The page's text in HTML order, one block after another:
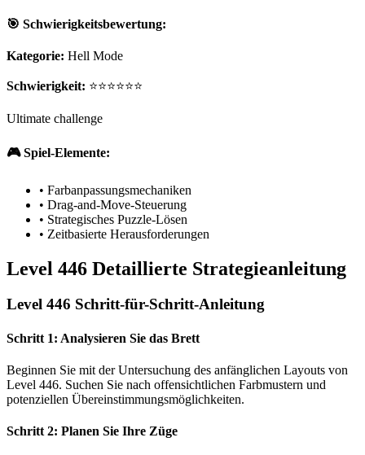
🎯 Schwierigkeitsbewertung:
Kategorie: Hell Mode
Schwierigkeit: ⭐⭐⭐⭐⭐⭐
Ultimate challenge
🎮 Spiel-Elemente:
• Farbanpassungsmechaniken
• Drag-and-Move-Steuerung
• Strategisches Puzzle-Lösen
• Zeitbasierte Herausforderungen
Level 446 Detaillierte Strategieanleitung
Level 446 Schritt-für-Schritt-Anleitung
Schritt 1: Analysieren Sie das Brett
Beginnen Sie mit der Untersuchung des anfänglichen Layouts von
Level 446. Suchen Sie nach offensichtlichen Farbmustern und
potenziellen Übereinstimmungsmöglichkeiten.
Schritt 2: Planen Sie Ihre Züge